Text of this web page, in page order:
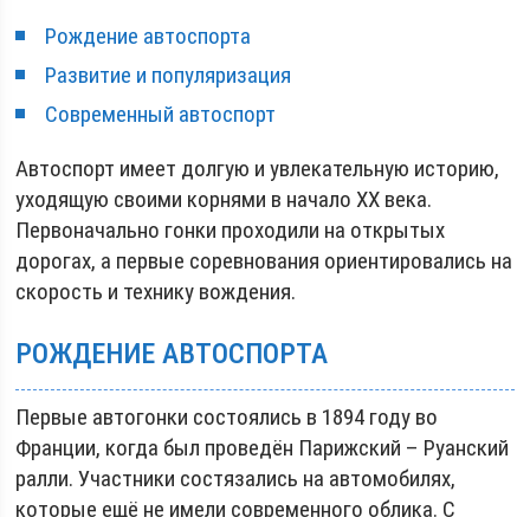
Рождение автоспорта
Развитие и популяризация
Современный автоспорт
Автоспорт имеет долгую и увлекательную историю,
уходящую своими корнями в начало ХХ века.
Первоначально гонки проходили на открытых
дорогах, а первые соревнования ориентировались на
скорость и технику вождения.
РОЖДЕНИЕ АВТОСПОРТА
Первые автогонки состоялись в 1894 году во
Франции, когда был проведён Парижский – Руанский
ралли. Участники состязались на автомобилях,
которые ещё не имели современного облика. С